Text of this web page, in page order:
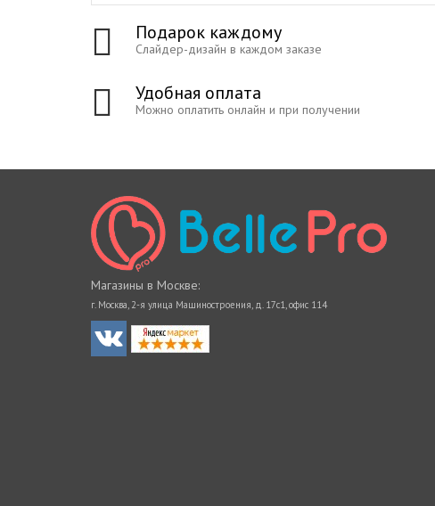
Подарок каждому
Слайдер-дизайн в каждом заказе
Удобная оплата
Можно оплатить онлайн и при получении
Магазины в Москве:
г. Москва, 2-я улица Машиностроения, д. 17с1, офис 114